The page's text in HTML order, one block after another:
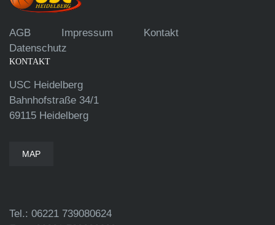
AGB Impressum
Kontakt
Datenschutz
KONTAKT
USC Heidelberg
Bahnhofstraße 34/1
69115 Heidelberg
MAP
Tel.: 06221 739080624